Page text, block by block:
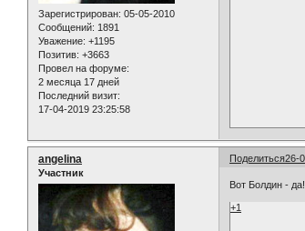
Зарегистрирован: 05-05-2010
Сообщений: 1891
Уважение: +1195
Позитив: +3663
Провел на форуме:
2 месяца 17 дней
Последний визит:
17-04-2019 23:25:58
Поделиться26-
angelina
Участник
Вот Болдин -
+1